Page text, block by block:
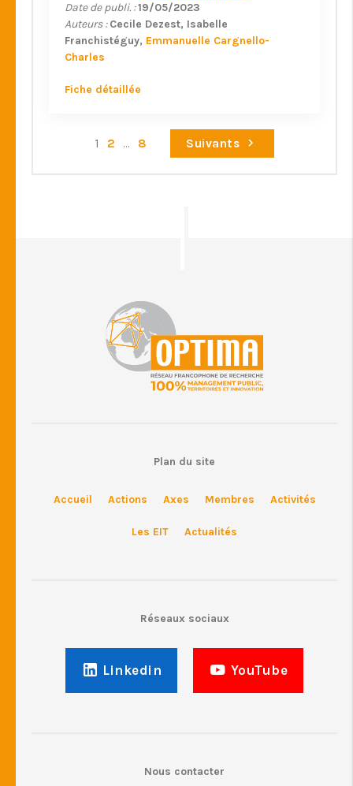
Date de publi. :19/05/2023
Auteurs : Cecile Dezest Isabelle
Franchistéguy Emmanuelle Cargnello-
Charles
Fiche détaillée
1 2 ... 8 Suivants
Plan du site
Accueil Actions Axes Membres Activités
Les EIT Actualités
Réseaux sociaux
Linkedin YouTube
Nous contacter